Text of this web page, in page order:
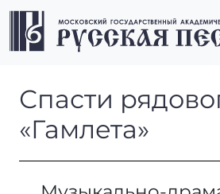
Перейти к содержимому
Перейти к футеру
Спасти рядового
Спасти
«Гамлета»